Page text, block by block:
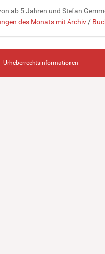
ab 5 Jahren und Stefan
des Monats mit Archiv /
Urheberrechtsinformationen